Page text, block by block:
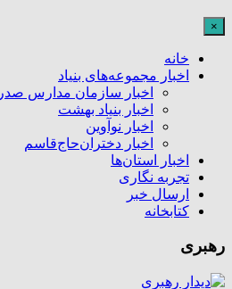
×
خانه
اخبار مجموعه‌های بنیاد
اخبار سازمان مدارس صدرا
اخبار بنیاد بهشت
اخبار نوآوین
اخبار دختران‌حاج‌قاسم
اخبار استان‌ها
تجربه نگاری
ارسال خبر
کتابخانه
رهبری